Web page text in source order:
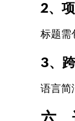
2、
标题需
3、
语言简